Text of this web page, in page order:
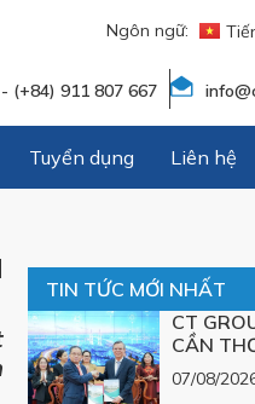
Ngôn ngữ:
(+84) 911 807 667
Tuyển dụng Liên hệ
TIN TỨC MỚI NHẤT
CT
CẦN
GHI NHỚ
KHOA
07/08/